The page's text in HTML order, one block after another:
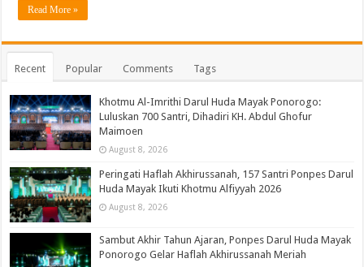
Read More »
Recent Popular Comments Tags
Khotmu Al-Imrithi Darul Huda Mayak Ponorogo:
Luluskan 700 Santri, Dihadiri KH. Abdul Ghofur
Maimoen
August 8, 2026
Peringati Haflah Akhirussanah, 157 Santri Ponpes Darul
Huda Mayak Ikuti Khotmu Alfiyyah 2026
August 8, 2026
Sambut Akhir Tahun Ajaran, Ponpes Darul Huda Mayak
Ponorogo Gelar Haflah Akhirussanah Meriah